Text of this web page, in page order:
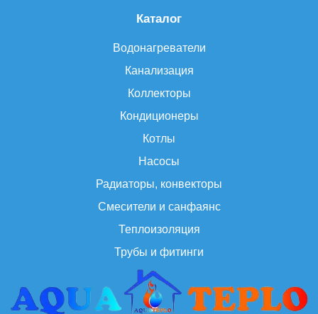
Каталог
Водонагреватели
Канализация
Коллекторы
Кондиционеры
Котлы
Насосы
Радиаторы, конвекторы
Смесители и санфаянс
Теплоизоляция
Трубы и фитинги